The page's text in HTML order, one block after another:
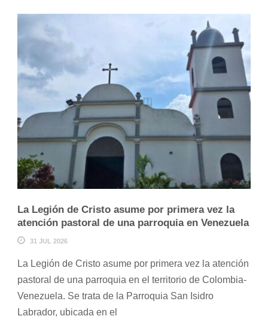
La Legión de Cristo asume por primera vez la
atención pastoral de una parroquia en Venezuela
31 JUL 2026
La Legión de Cristo asume por primera vez la atención
pastoral de una parroquia en el territorio de Colombia-
Venezuela. Se trata de la Parroquia San Isidro
Labrador, ubicada en el